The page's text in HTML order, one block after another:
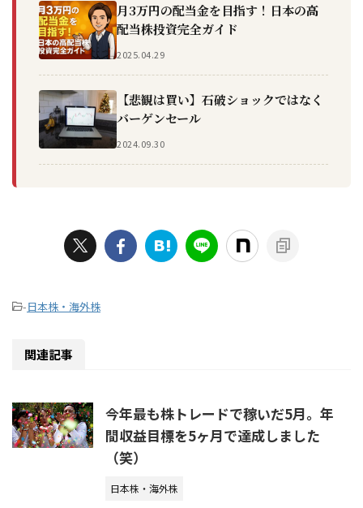
月3万円の配当金を目指す！日本の高
配当株投資完全ガイド
2025.04.29
【悲観は買い】石破ショックではなく
バーゲンセール
2024.09.30
-日本株・海外株
関連記事
今年最も株トレードで稼いだ5月。年
間収益目標を5ヶ月で達成しました
（笑）
日本株・海外株